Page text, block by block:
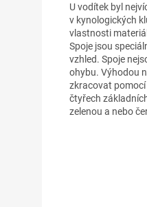
U vodítek byl
v kynologických
vlastnosti
Spoje jsou
vzhled. Spoje
ohybu. Výhodou
zkracovat
čtyřech
zelenou a nebo